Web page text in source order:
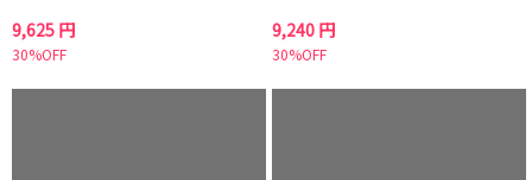
9,625 円
30%OFF
9,240 円
30%OFF